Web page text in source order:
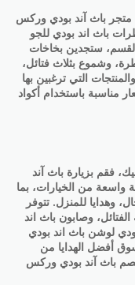
باث آند بودي وركس
باث اند بودي للجو
ستجدين بخاخات
وشموع بثلاث فتائل،
التي ترغبين بها
مناسبة باستخدام أكواد
فقم بزيارة باث آند
من الخيارات، بما
وهدايا للمنزل. تتوفر
وصابون باث اند
لوشن باث اند بودي
أفضل الهدايا من
باث آند بودي وركس